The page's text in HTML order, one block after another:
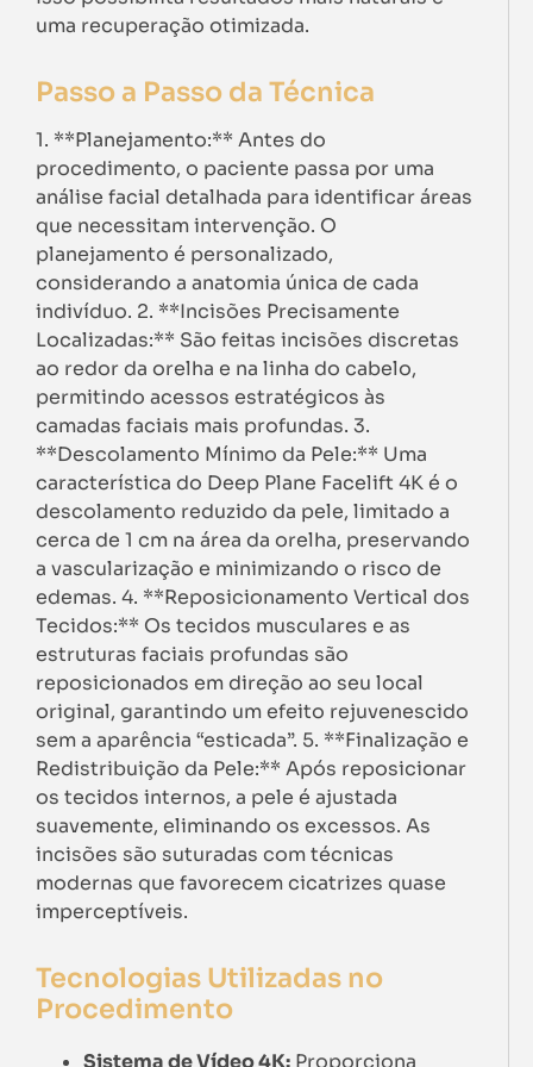
uma recuperação otimizada.
Passo a Passo da Técnica
1. **Planejamento:** Antes do
procedimento, o paciente passa por uma
análise facial detalhada para identificar áreas
que necessitam intervenção. O
planejamento é personalizado,
considerando a anatomia única de cada
indivíduo. 2. **Incisões Precisamente
Localizadas:** São feitas incisões discretas
ao redor da orelha e na linha do cabelo,
permitindo acessos estratégicos às
camadas faciais mais profundas. 3.
**Descolamento Mínimo da Pele:** Uma
característica do Deep Plane Facelift 4K é o
descolamento reduzido da pele, limitado a
cerca de 1 cm na área da orelha, preservando
a vascularização e minimizando o risco de
edemas. 4. **Reposicionamento Vertical dos
Tecidos:** Os tecidos musculares e as
estruturas faciais profundas são
reposicionados em direção ao seu local
original, garantindo um efeito rejuvenescido
sem a aparência “esticada”. 5. **Finalização e
Redistribuição da Pele:** Após reposicionar
os tecidos internos, a pele é ajustada
suavemente, eliminando os excessos. As
incisões são suturadas com técnicas
modernas que favorecem cicatrizes quase
imperceptíveis.
Tecnologias Utilizadas no
Procedimento
Sistema de Vídeo 4K: Proporciona